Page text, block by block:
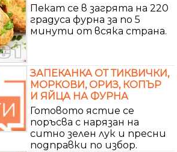
Пекат се в загрята на 220
градуса фурна за по 5
минути от всяка страна.
ЗАПЕКАНКА ОТ ТИКВИЧКИ,
МОРКОВИ, ОРИЗ, КОПЪР
И ЯЙЦА НА ФУРНА
Готовото ястие се
поръсва с нарязан на
ситно зелен лук и пресни
подправки по избор.